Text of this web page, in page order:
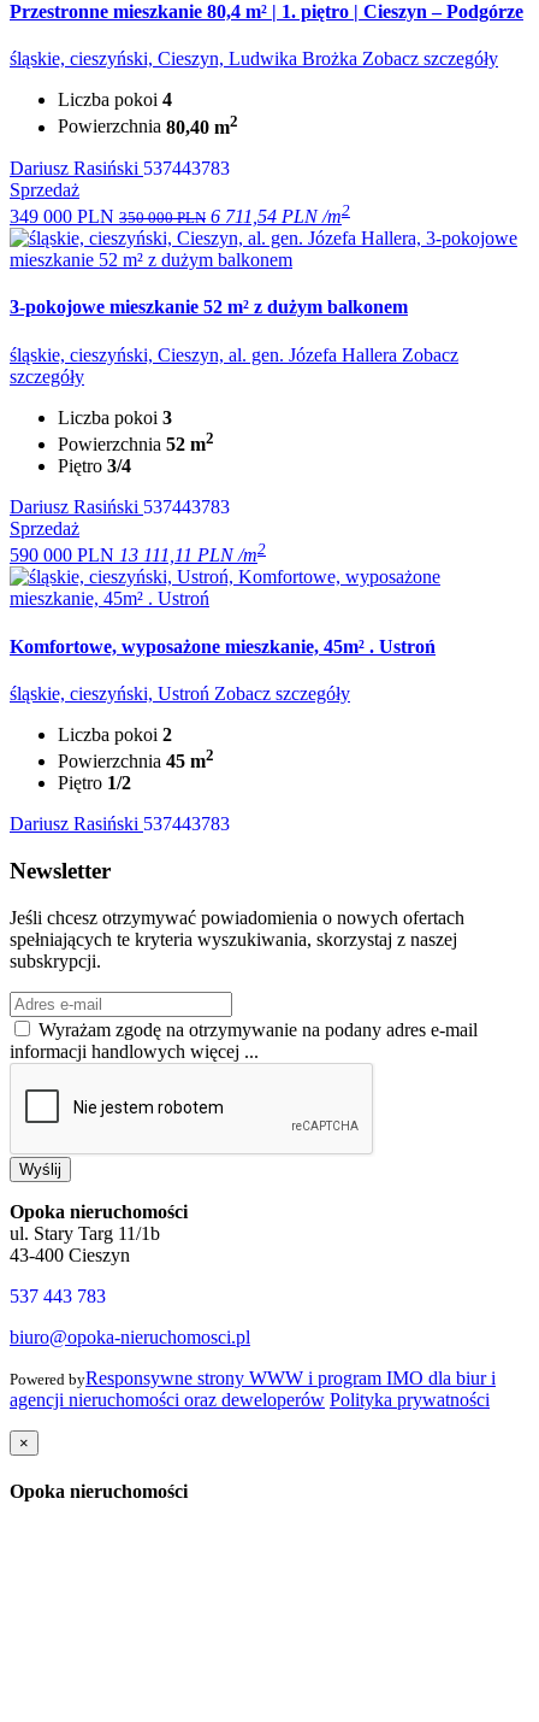
Przestronne mieszkanie 80,4 m² | 1. piętro | Cieszyn – Podgórze
śląskie, cieszyński, Cieszyn, Ludwika Brożka Zobacz szczegóły
Liczba pokoi 4
Powierzchnia 80,40 m2
Dariusz Rasiński 537443783
Sprzedaż
349 000 PLN 350 000 PLN 6 711,54 PLN /m2
3‑pokojowe mieszkanie 52 m² z dużym balkonem
śląskie, cieszyński, Cieszyn, al. gen. Józefa Hallera Zobacz
szczegóły
Liczba pokoi 3
Powierzchnia 52 m2
Piętro 3/4
Dariusz Rasiński 537443783
Sprzedaż
590 000 PLN 13 111,11 PLN /m2
Komfortowe, wyposażone mieszkanie, 45m² . Ustroń
śląskie, cieszyński, Ustroń Zobacz szczegóły
Liczba pokoi 2
Powierzchnia 45 m2
Piętro 1/2
Dariusz Rasiński 537443783
Newsletter
Jeśli chcesz otrzymywać powiadomienia o nowych ofertach
spełniających te kryteria wyszukiwania, skorzystaj z naszej
subskrypcji.
Wyrażam zgodę na otrzymywanie na podany adres e-mail
informacji handlowych więcej ...
Wyślij
Opoka nieruchomości
ul. Stary Targ 11/1b
43-400 Cieszyn
537 443 783
biuro@opoka-nieruchomosci.pl
Powered byResponsywne strony WWW i program IMO dla biur i
agencji nieruchomości oraz deweloperów Polityka prywatności
×
Opoka nieruchomości